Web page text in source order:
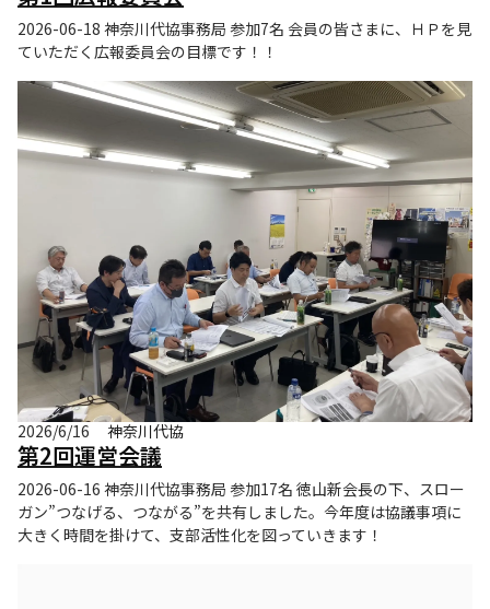
2026-06-18 神奈川代協事務局 参加7名 会員の皆さまに、ＨＰを見
ていただく広報委員会の目標です！！
2026/6/16 神奈川代協
第2回運営会議
2026-06-16 神奈川代協事務局 参加17名 徳山新会長の下、スロー
ガン”つなげる、つながる”を共有しました。今年度は協議事項に
大きく時間を掛けて、支部活性化を図っていきます！